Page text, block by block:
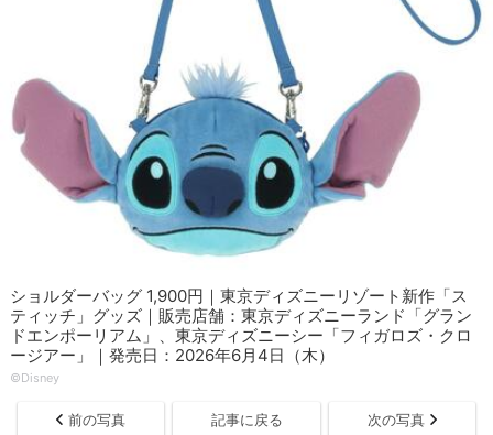
ショルダーバッグ 1,900円｜東京ディズニーリゾート新作「ス
ティッチ」グッズ｜販売店舗：東京ディズニーランド「グラン
ドエンポーリアム」、東京ディズニーシー「フィガロズ・クロ
ージアー」｜発売日：2026年6月4日（木）
©Disney
前の写真 記事に戻る 次の写真